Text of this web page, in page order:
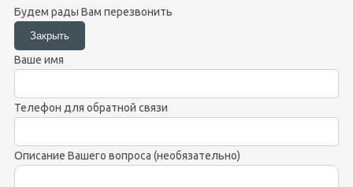
Будем рады Вам перезвонить
Ваше имя
Телефон для обратной связи
Описание Вашего вопроса (необязательно)